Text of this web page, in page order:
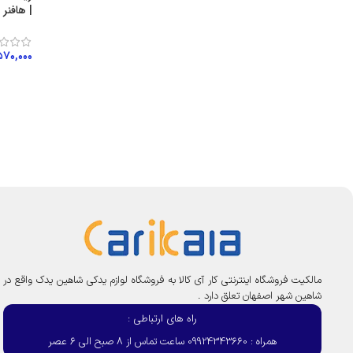
|
مالکیت فروشگاه اینترنتی کار آی کالا به فروشگاه لوازم یدکی شاهین یدک واقع در
شاهین شهر اصفهان تعلق دارد .
راه های ارتباطی :
همراه : 09924343660 ساعت تماس از 8 صبح الی 6 عصر